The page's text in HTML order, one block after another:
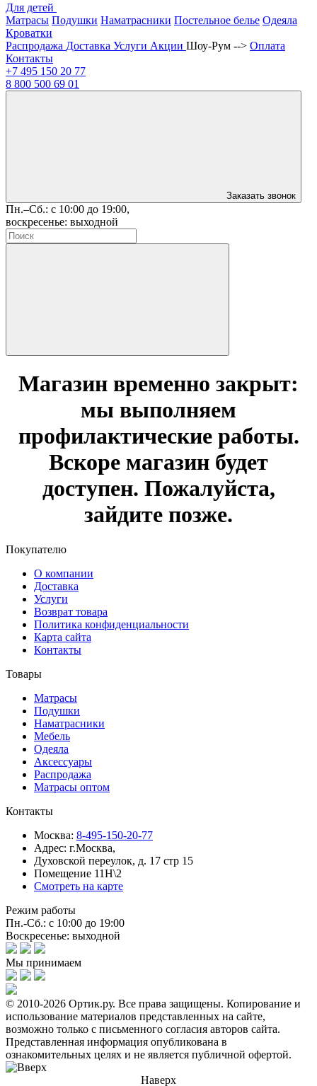
Для детей
Матрасы Подушки Наматрасники Постельное белье Одеяла
Кроватки
Распродажа Доставка Услуги Акции Шоу-Рум --> Оплата
Контакты
+7 495 150 20 77
8 800 500 69 01
Заказать звонок
Пн.–Сб.: с 10:00 до 19:00,
воскресенье: выходной
Магазин временно закрыт:
мы выполняем
профилактические работы.
Вскоре магазин будет
доступен. Пожалуйста,
зайдите позже.
Покупателю
О компании
Доставка
Услуги
Возврат товара
Политика конфиденциальности
Карта сайта
Контакты
Товары
Матрасы
Подушки
Наматрасники
Мебель
Одеяла
Аксессуары
Распродажа
Матрасы оптом
Контакты
Москва: 8-495-150-20-77
Адрес: г.Москва,
Духовской переулок, д. 17 стр 15
Помещение 11Н\2
Смотреть на карте
Режим работы
Пн.-Сб.: с 10:00 до 19:00
Воскресенье: выходной
Мы принимаем
© 2010-2026 Ортик.ру. Все права защищены. Копирование и
использование материалов представленных на сайте,
возможно только с письменного согласия авторов сайта.
Представленная информация опубликована в
ознакомительных целях и не является публичной офертой.
Наверх